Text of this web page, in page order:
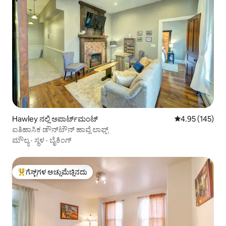
Hawley ನಲ್ಲಿ ಅಪಾರ್ಟ್‌ಮಂಟ್ 5 ರಲ್ಲಿ 4.95
4.95 (145)
ಐತಿಹಾಸಿಕ ಡೌನ್‌ಟೌನ್ ಹಾವ್ಲೆ ಲಾಫ್ಟ್
ಮೌಲ್ಯ· ಸ್ಥಳ · ಬೈಕಿಂಗ್
ಗೆಸ್ಟ್‌ಗಳಿಗೆ ಅತಿ ಹೆಚ್ಚು ಅಚ್ಚುಮೆಚ್ಚಿನದು
ಗೆಸ್ಟ್‌ಗಳ ಅಚ್ಚುಮೆಚ್ಚಿನದು